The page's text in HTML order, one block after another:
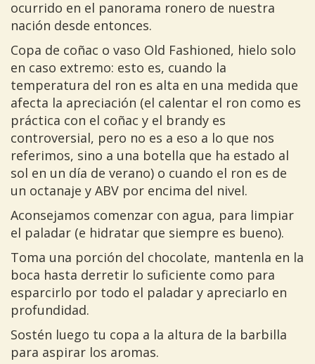
ocurrido en el panorama ronero de nuestra
nación desde entonces.
Copa de coñac o vaso Old Fashioned, hielo solo
en caso extremo: esto es, cuando la
temperatura del ron es alta en una medida que
afecta la apreciación (el calentar el ron como es
práctica con el coñac y el brandy es
controversial, pero no es a eso a lo que nos
referimos, sino a una botella que ha estado al
sol en un día de verano) o cuando el ron es de
un octanaje y ABV por encima del nivel.
Aconsejamos comenzar con agua, para limpiar
el paladar (e hidratar que siempre es bueno).
Toma una porción del chocolate, mantenla en la
boca hasta derretir lo suficiente como para
esparcirlo por todo el paladar y apreciarlo en
profundidad.
Sostén luego tu copa a la altura de la barbilla
para aspirar los aromas.